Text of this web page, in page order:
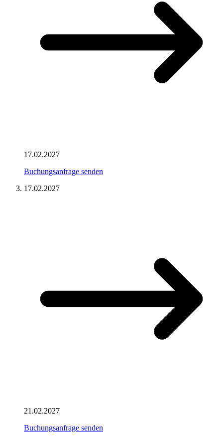
17.02.2027
Buchungsanfrage senden
17.02.2027
21.02.2027
Buchungsanfrage senden